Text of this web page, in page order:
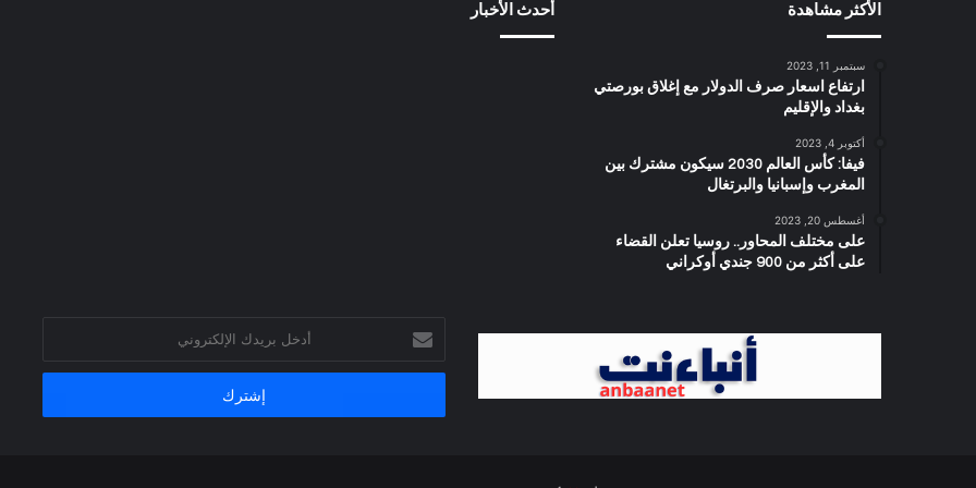
الأكثر مشاهدة
سبتمبر 11, 2023
ارتفاع اسعار صرف الدولار مع إغلاق بورصتي
بغداد والإقليم
أكتوبر 4, 2023
فيفا: كأس العالم 2030 سيكون مشترك بين
المغرب وإسبانيا والبرتغال
أغسطس 20, 2023
على مختلف المحاور.. روسيا تعلن القضاء
على أكثر من 900 جندي أوكراني
أحدث الأخبار
بريدك
الإلكتروني